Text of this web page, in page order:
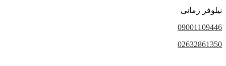
نیلوفر زمانی
09001109446
02632861350